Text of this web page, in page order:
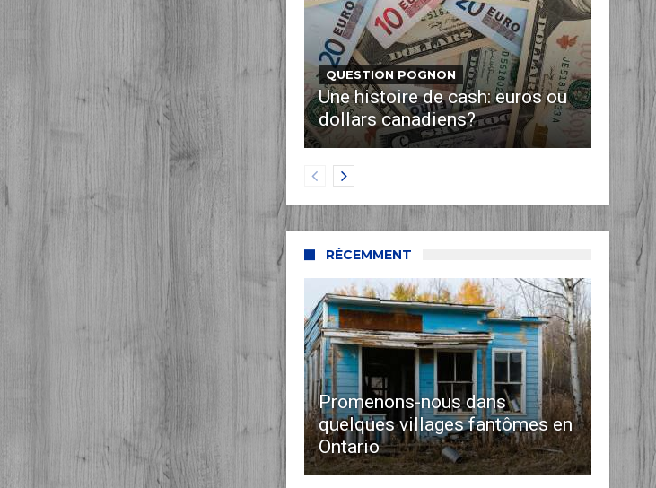
QUESTION POGNON
Une histoire de cash: euros ou
dollars canadiens?
RÉCEMMENT
Promenons-nous dans
quelques villages fantômes en
Ontario